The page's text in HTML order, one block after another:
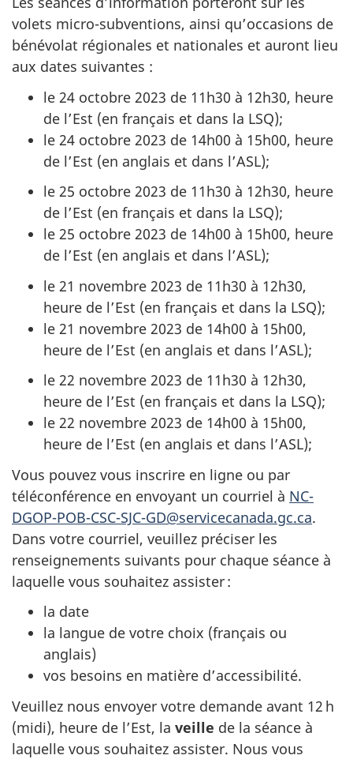
volets micro-subventions, ainsi qu’occasions de
bénévolat régionales et nationales et auront lieu
aux dates suivantes :
le 24 octobre 2023 de 11h30 à 12h30, heure
de l’Est (en français et dans la LSQ);
le 24 octobre 2023 de 14h00 à 15h00, heure
de l’Est (en anglais et dans l’ASL);
le 25 octobre 2023 de 11h30 à 12h30, heure
de l’Est (en français et dans la LSQ);
le 25 octobre 2023 de 14h00 à 15h00, heure
de l’Est (en anglais et dans l’ASL);
le 21 novembre 2023 de 11h30 à 12h30,
heure de l’Est (en français et dans la LSQ);
le 21 novembre 2023 de 14h00 à 15h00,
heure de l’Est (en anglais et dans l’ASL);
le 22 novembre 2023 de 11h30 à 12h30,
heure de l’Est (en français et dans la LSQ);
le 22 novembre 2023 de 14h00 à 15h00,
heure de l’Est (en anglais et dans l’ASL);
Vous pouvez vous inscrire en ligne ou par
téléconférence en envoyant un courriel à NC-
DGOP-POB-CSC-SJC-GD@servicecanada.gc.ca.
Dans votre courriel, veuillez préciser les
renseignements suivants pour chaque séance à
laquelle vous souhaitez assister :
la date
la langue de votre choix (français ou
anglais)
vos besoins en matière d’accessibilité.
Veuillez nous envoyer votre demande avant 12 h
(midi), heure de l’Est, la veille de la séance à
laquelle vous souhaitez assister. Nous vous